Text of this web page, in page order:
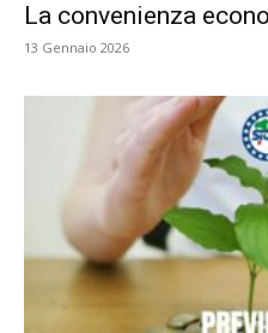
La convenienza
13 Gennaio 2026